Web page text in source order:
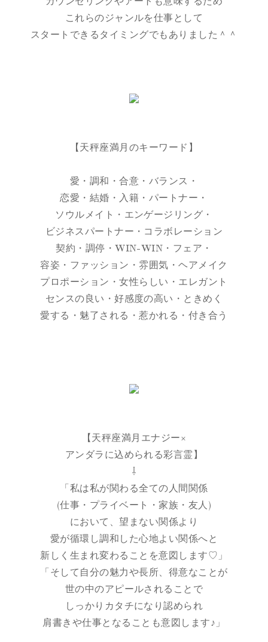
これらのジャンルを仕事として
スタートできるタイミングでもありました＾＾
【天秤座満月のキーワード】
愛・調和・合意・バランス・
恋愛・結婚・入籍・パートナー・
ソウルメイト・エンゲージリング・
ビジネスパートナー・コラボレーション
契約・調停・WIN-WIN・フェア・
容姿・ファッション・雰囲気・ヘアメイク
プロポーション・女性らしい・エレガント
センスの良い・好感度の高い・ときめく
愛する・魅了される・惹かれる・付き合う
【天秤座満月エナジー×
アンダラに込められる彩言霊】
⇩
「私は私が関わる全ての人間関係
(仕事・プライベート・家族・友人)
において、望まない関係より
愛が循環し調和した心地よい関係へと
新しく生まれ変わることを意図します♡」
「そして自分の魅力や長所、得意なことが
世の中のアピールされることで
しっかりカタチになり認められ
肩書きや仕事となることも意図します♪」